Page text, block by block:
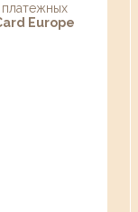
Europe